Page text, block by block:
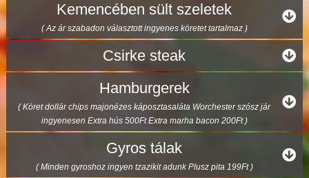
Kemencében sült szeletek
( Az ár szabadon választott ingyenes köretet tartalmaz )
Csirke steak
Hamburgerek
( Köret dollár chips majonézes káposztasaláta Worchester szósz jár
ingyenesen Extra hús 500Ft Extra marha bacon 200Ft )
Gyros tálak
( Minden gyroshoz ingyen tzazikit adunk Plusz pita 199Ft )